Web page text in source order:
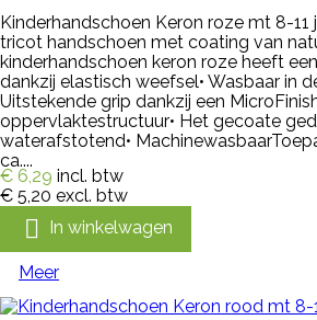
Kinderhandschoen Keron roze mt 8-11
tricot handschoen met coating van
kinderhandschoen keron roze heeft
dankzij elastisch weefsel• Wasbaar in
Uitstekende grip dankzij een
oppervlaktestructuur• Het gecoate
waterafstotend•
ca....
€ 6,29 incl. btw
€ 5,20 excl. btw
 In winkelwagen
Meer